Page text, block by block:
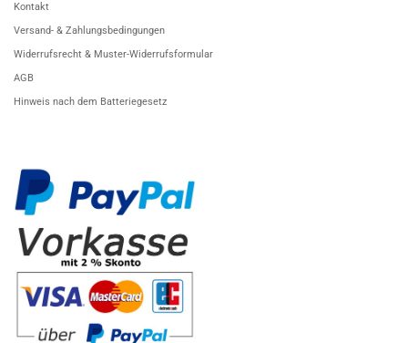
Kontakt
Versand- & Zahlungsbedingungen
Widerrufsrecht & Muster-Widerrufsformular
AGB
Hinweis nach dem Batteriegesetz